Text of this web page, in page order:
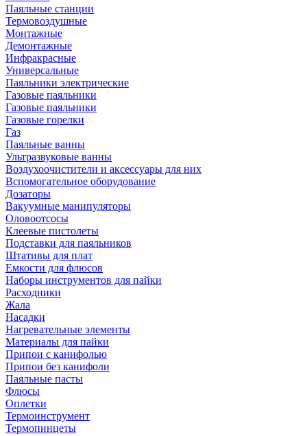
Паяльные станции
Термовоздушные
Монтажные
Демонтажные
Инфракрасные
Универсальные
Паяльники электрические
Газовые паяльники
Газовые паяльники
Газовые горелки
Газ
Паяльные ванны
Ультразвуковые ванны
Воздухоочистители и аксессуары для них
Вспомогательное оборудование
Дозаторы
Вакуумные манипуляторы
Оловоотсосы
Клеевые пистолеты
Подставки для паяльников
Штативы для плат
Емкости для флюсов
Наборы инструментов для пайки
Расходники
Жала
Насадки
Нагревательные элементы
Материалы для пайки
Припои с канифолью
Припои без канифоли
Паяльные пасты
Флюсы
Оплетки
Термоинструмент
Термопинцеты